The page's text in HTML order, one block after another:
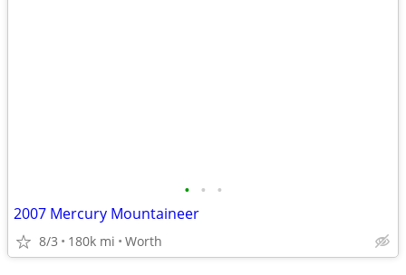
• • •
2007 Mercury Mountaineer
8/3 180k mi Worth